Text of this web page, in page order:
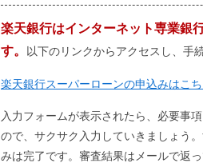
楽天銀行はインターネット専業銀
す。
以下のリンクからアクセスし、手
楽天銀行スーパーローンの申込みはこ
入力フォームが表示されたら、必要事
ので、サクサク入力していきましょう
みは完了です。審査結果はメールで返